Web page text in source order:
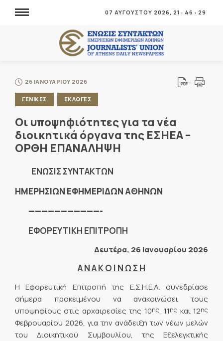
07 ΑΥΓΟΥΣΤΟΥ 2026, 21 : 46 : 30
26 ΙΑΝΟΥΑΡΙΟΥ 2026
ΓΕΝΙΚΕΣ ΕΚΛΟΓΕΣ
Οι υποψηφιότητες για τα νέα
διοικητικά όργανα της ΕΣΗΕΑ –
ΟΡΘΗ ΕΠΑΝΑΛΗΨΗ
ENΩΣΙΣ ΣΥΝΤΑΚΤΩΝ
ΗΜΕΡΗΣΙΩΝ ΕΦΗΜΕΡΙΔΩΝ ΑΘΗΝΩΝ
———————————-
ΕΦΟΡΕΥΤΙΚΗ ΕΠΙΤΡΟΠΗ
Δευτέρα, 26 Ιανουαρίου 2026
Α Ν Α Κ Ο Ι Ν Ω Σ Η
Η Εφορευτική Επιτροπή της Ε.Σ.Η.Ε.Α. συνεδρίασε
σήμερα προκειμένου να ανακοινώσει τους
υποψηφίους στις αρχαιρεσίες της 10ης, 11ης και 12ης
Φεβρουαρίου 2026, για την ανάδειξη των νέων μελών
του Διοικητικού Συμβουλίου, της Εξελεγκτικής